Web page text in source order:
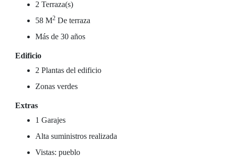
2 Terraza(s)
58 M2 De terraza
Más de 30 años
Edificio
2 Plantas del edificio
Zonas verdes
Extras
1 Garajes
Alta suministros realizada
Vistas: pueblo